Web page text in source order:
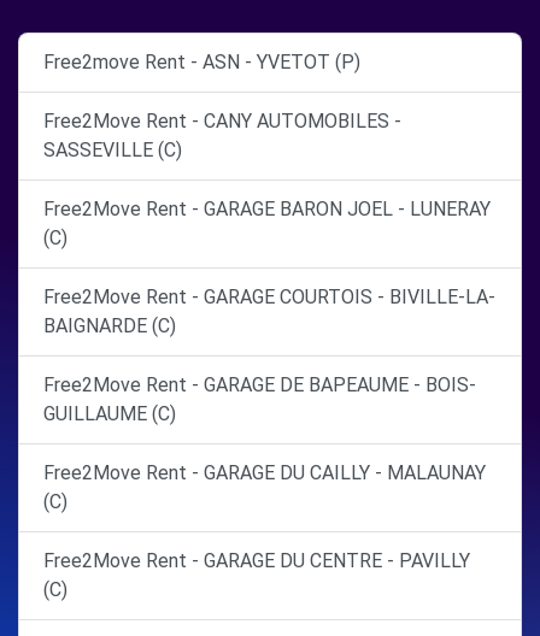
Free2move Rent - ASN - YVETOT (P)
Free2Move Rent - CANY AUTOMOBILES -
SASSEVILLE (C)
Free2Move Rent - GARAGE BARON JOEL - LUNERAY
(C)
Free2Move Rent - GARAGE COURTOIS - BIVILLE-LA-
BAIGNARDE (C)
Free2Move Rent - GARAGE DE BAPEAUME - BOIS-
GUILLAUME (C)
Free2Move Rent - GARAGE DU CAILLY - MALAUNAY
(C)
Free2Move Rent - GARAGE DU CENTRE - PAVILLY
(C)